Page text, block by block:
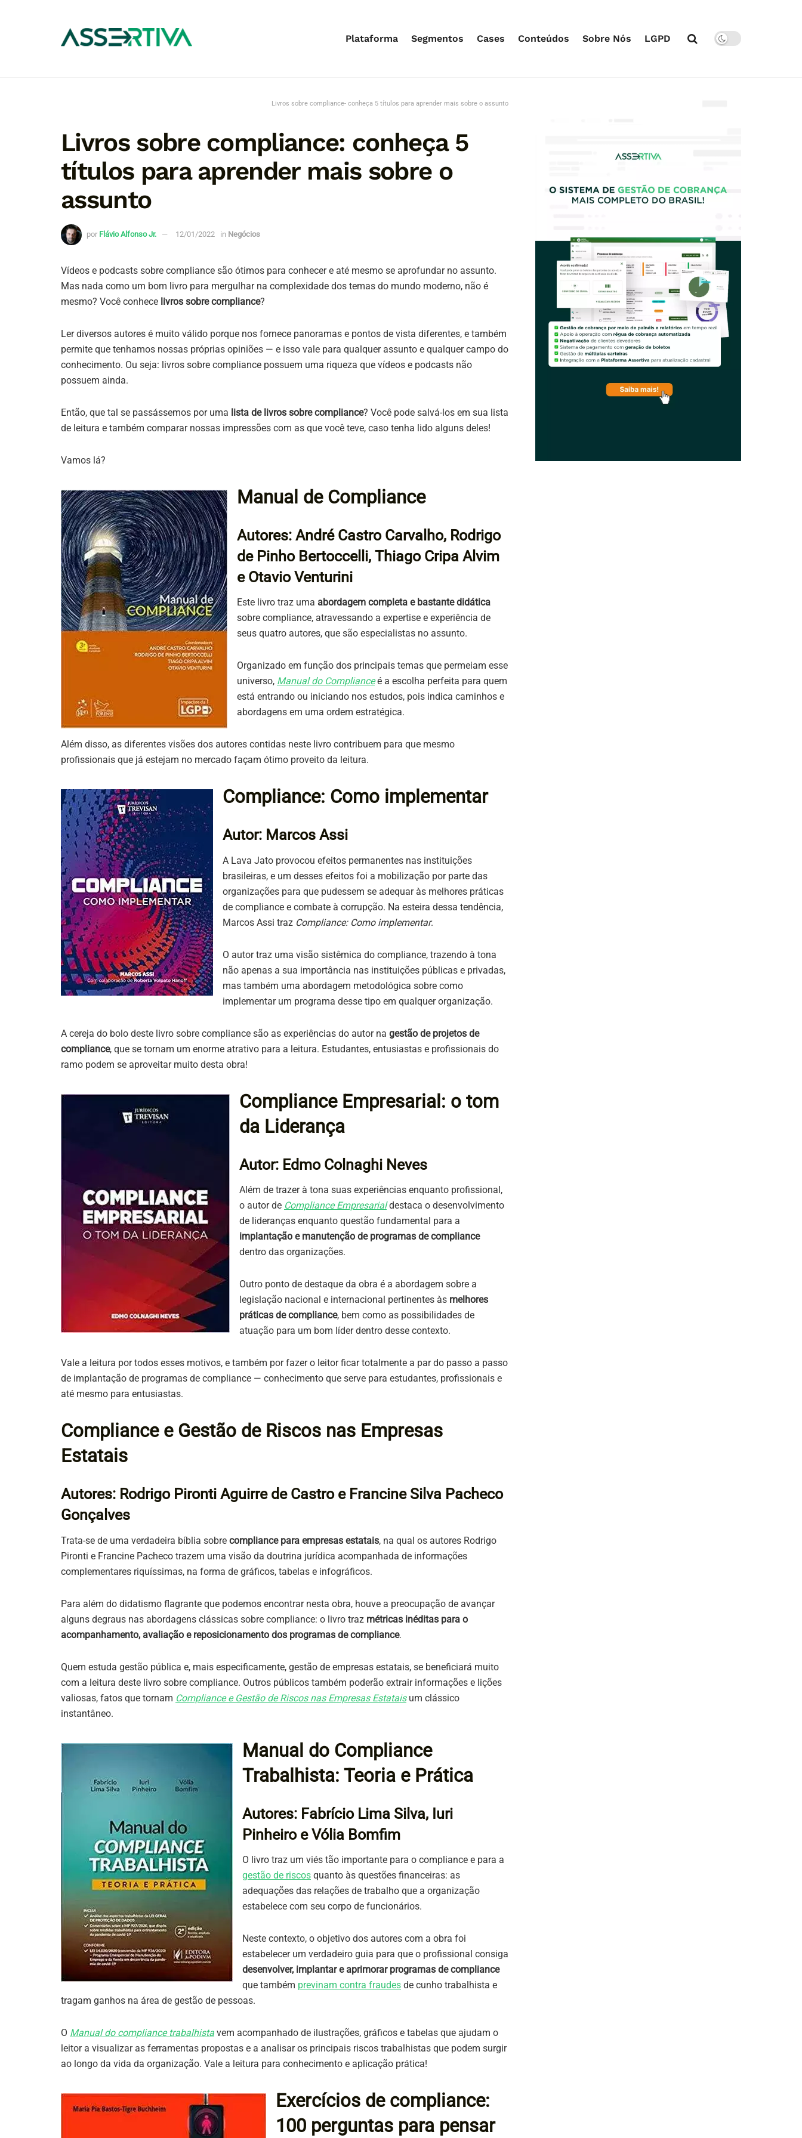
Plataforma Segmentos Cases Conteúdos Sobre Nós LGPD
Livros sobre compliance- conheça 5 títulos para aprender mais sobre o assunto
Livros sobre compliance: conheça 5
títulos para aprender mais sobre o
assunto
por Flávio Alfonso Jr. 12/01/2022 in Negócios
Vídeos e podcasts sobre compliance são ótimos para conhecer e até mesmo se aprofundar no assunto.
Mas nada como um bom livro para mergulhar na complexidade dos temas do mundo moderno, não é
mesmo? Você conhece livros sobre compliance?
Ler diversos autores é muito válido porque nos fornece panoramas e pontos de vista diferentes, e também
permite que tenhamos nossas próprias opiniões — e isso vale para qualquer assunto e qualquer campo do
conhecimento. Ou seja: livros sobre compliance possuem uma riqueza que vídeos e podcasts não
possuem ainda.
Então, que tal se passássemos por uma lista de livros sobre compliance? Você pode salvá-los em sua lista
de leitura e também comparar nossas impressões com as que você teve, caso tenha lido alguns deles!
Vamos lá?
Manual de Compliance
Autores: André Castro Carvalho, Rodrigo
de Pinho Bertoccelli, Thiago Cripa Alvim
e Otavio Venturini
Este livro traz uma abordagem completa e bastante didática
sobre compliance, atravessando a expertise e experiência de
seus quatro autores, que são especialistas no assunto.
Organizado em função dos principais temas que permeiam esse
universo, Manual do Complianceé a escolha perfeita para quem
está entrando ou iniciando nos estudos, pois indica caminhos e
abordagens em uma ordem estratégica.
Além disso, as diferentes visões dos autores contidas neste livro contribuem para que mesmo
profissionais que já estejam no mercado façam ótimo proveito da leitura.
Compliance: Como implementar
Autor: Marcos Assi
A Lava Jato provocou efeitos permanentes nas instituições
brasileiras, e um desses efeitos foi a mobilização por parte das
organizações para que pudessem se adequar às melhores práticas
de compliance e combate à corrupção. Na esteira dessa tendência,
Marcos Assi traz Compliance: Como implementar.
O autor traz uma visão sistêmica do compliance, trazendo à tona
não apenas a sua importância nas instituições públicas e privadas,
mas também uma abordagem metodológica sobre como
implementar um programa desse tipo em qualquer organização.
A cereja do bolo deste livro sobre compliance são as experiências do autor na gestão de projetos de
compliance, que se tornam um enorme atrativo para a leitura. Estudantes, entusiastas e profissionais do
ramo podem se aproveitar muito desta obra!
Compliance Empresarial: o tom
da Liderança
Autor: Edmo Colnaghi Neves
Além de trazer à tona suas experiências enquanto profissional,
o autor de Compliance Empresarialdestaca o desenvolvimento
de lideranças enquanto questão fundamental para a
implantação e manutenção de programas de compliance
dentro das organizações.
Outro ponto de destaque da obra é a abordagem sobre a
legislação nacional e internacional pertinentes às melhores
práticas de compliance, bem como as possibilidades de
atuação para um bom líder dentro desse contexto.
Vale a leitura por todos esses motivos, e também por fazer o leitor ficar totalmente a par do passo a passo
de implantação de programas de compliance — conhecimento que serve para estudantes, profissionais e
até mesmo para entusiastas.
Compliance e Gestão de Riscos nas Empresas
Estatais
Autores: Rodrigo Pironti Aguirre de Castro e Francine Silva Pacheco
Gonçalves
Trata-se de uma verdadeira bíblia sobre compliance para empresas estatais, na qual os autores Rodrigo
Pironti e Francine Pacheco trazem uma visão da doutrina jurídica acompanhada de informações
complementares riquíssimas, na forma de gráficos, tabelas e infográficos.
Para além do didatismo flagrante que podemos encontrar nesta obra, houve a preocupação de avançar
alguns degraus nas abordagens clássicas sobre compliance: o livro traz métricas inéditas para o
acompanhamento, avaliação e reposicionamento dos programas de compliance.
Quem estuda gestão pública e, mais especificamente, gestão de empresas estatais, se beneficiará muito
com a leitura deste livro sobre compliance. Outros públicos também poderão extrair informações e lições
valiosas, fatos que tornam Compliance e Gestão de Riscos nas Empresas Estataisum clássico
instantâneo.
Manual do Compliance
Trabalhista: Teoria e Prática
Autores: Fabrício Lima Silva, Iuri
Pinheiro e Vólia Bomfim
O livro traz um viés tão importante para o compliance e para a
gestão de riscos quanto às questões financeiras: as
adequações das relações de trabalho que a organização
estabelece com seu corpo de funcionários.
Neste contexto, o objetivo dos autores com a obra foi
estabelecer um verdadeiro guia para que o profissional consiga
desenvolver, implantar e aprimorar programas de compliance
que também previnam contra fraudes de cunho trabalhista e
tragam ganhos na área de gestão de pessoas.
O Manual do compliance trabalhista vem acompanhado de ilustrações, gráficos e tabelas que ajudam o
leitor a visualizar as ferramentas propostas e a analisar os principais riscos trabalhistas que podem surgir
ao longo da vida da organização. Vale a leitura para conhecimento e aplicação prática!
Exercícios de compliance:
100 perguntas para pensar